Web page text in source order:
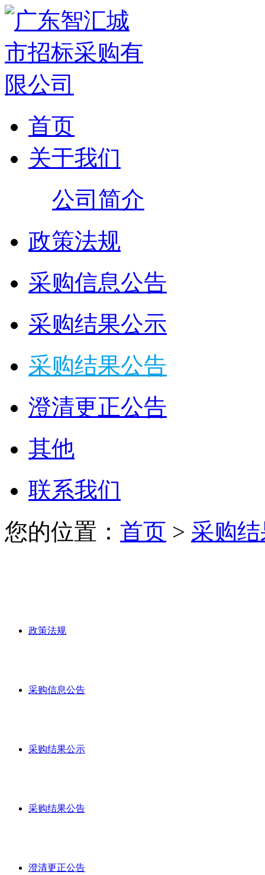
首页
关于我们
公司简介
政策法规
采购信息公告
采购结果公示
采购结果公告
澄清更正公告
其他
联系我们
您的位置： 首页 > 采购
政策法规
采购信息公告
采购结果公示
采购结果公告
澄清更正公告